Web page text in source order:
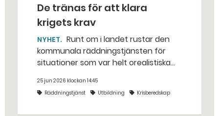
De tränas för att klara
krigets krav
NYHET
kommunala räddningstjänsten för
situationer som var helt orealistiska
bakhåll, utspridda granater och hot
från livsfarliga drönare i det
25 jun 2026 klockan 14:45
Räddningstjänst
Utbildning Krisberedskap